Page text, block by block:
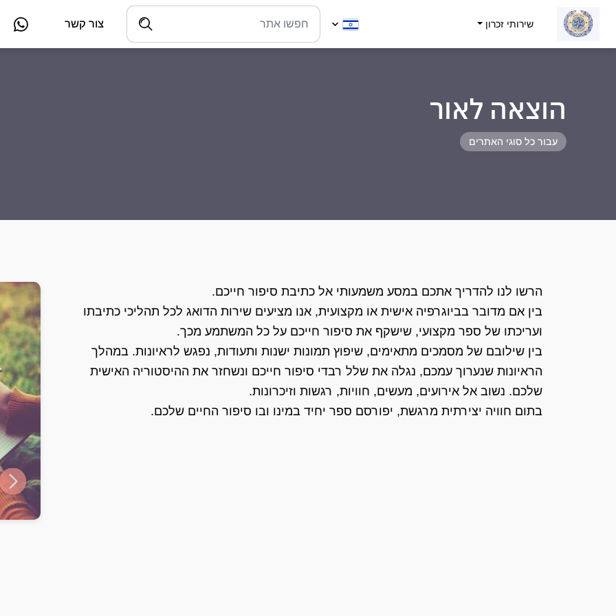
שירותי זכרון צור קשר
הוצאה לאור
עבור כל סוגי האתרים
הרשו לנו להדריך אתכם במסע משמעותי אל כתיבת סיפור חייכם.
בין אם מדובר בביוגרפיה אישית או מקצועית, אנו מציעים שירות הדואג לכל תהליכי כתיבתו
ועריכתו של ספר מקצועי, שישקף את סיפור חייכם על כל המשתמע מכך.
בין שילובם של מסמכים מתאימים, שיפוץ תמונות ישנות ותעודות, נפגש לראיונות. במהלך
הראיונות שנערוך עמכם, נגלה את שלל רבדי סיפור חייכם ונשחזר את ההיסטוריה האישית
שלכם. נשוב אל אירועים, מעשים, חוויות, רגשות וזיכרונות.
בתום חוויה יצירתית מרגשת, יפורסם ספר יחיד במינו ובו סיפור החיים שלכם.